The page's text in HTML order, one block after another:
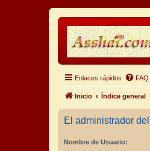
Enlaces rápidos FAQ
Inicio Índice general
El administrador
Nombre de Usuario: